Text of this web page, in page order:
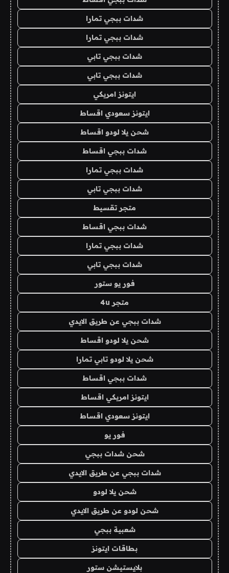
شدات ببجي تمارا
شدات ببجي تمارا
شدات ببجي تابي
شدات ببجي تابي
ايتونز امريكي
ايتونز سعودي اقساط
شحن يلا لودو اقساط
شدات ببجي اقساط
شدات ببجي تمارا
شدات ببجي تابي
متجر تقسيط
شدات ببجي اقساط
شدات ببجي تمارا
شدات ببجي تابي
فور يو ستور
متجر 4u
شدات ببجي عن طريق الايدي
شحن يلا لودو اقساط
شحن يلا لودو تابي تمارا
شدات ببجي اقساط
ايتونز امريكي اقساط
ايتونز سعودي اقساط
فور يو
شحن شدات ببجي
شدات ببجي عن طريق الايدي
شحن يلا لودو
شحن لودو عن طريق الايدي
شعبية ببجي
بطاقات ايتونز
بلايستيشن ستور